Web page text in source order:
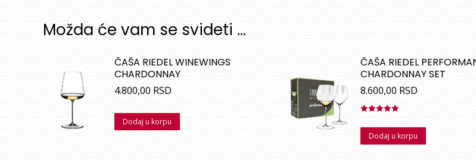
Možda će vam se svideti …
ČAŠA RIEDEL WINEWINGS
CHARDONNAY
4.800,00 RSD
Dodaj u korpu
ČAŠA RIEDEL
CHARDONNAY SET
8.600,00 RSD
sa5.00od
Dodaj u korpu